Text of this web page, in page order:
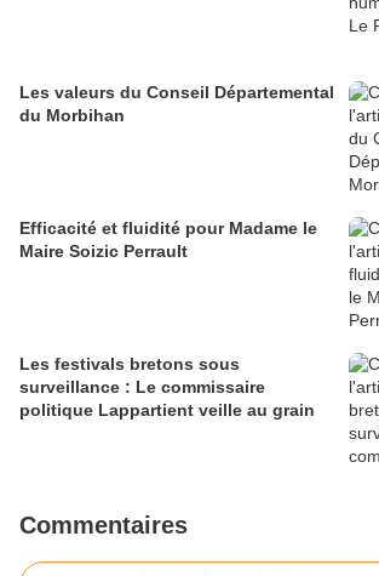
Les valeurs du Conseil Départemental
du Morbihan
Efficacité et fluidité pour Madame le
Maire Soizic Perrault
Les festivals bretons sous
surveillance : Le commissaire
politique Lappartient veille au grain
Commentaires